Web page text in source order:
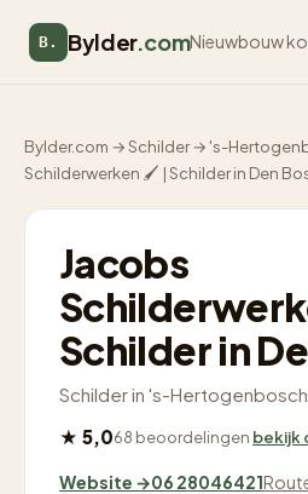
B. Bylder.comNieuwbouw
Bylder.com →Schilder→ 's-
Schilderwerken 🖌 | Schilder in Den
Jacobs
Schilder in
Schilder in 's-Hertogenbosch
★ 5,068 beoordelingen bekijk
Website →06 28046421